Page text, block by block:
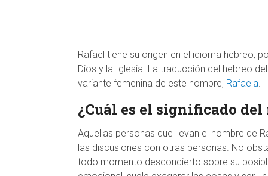
Rafael tiene su origen en el idioma hebreo,
Dios y la Iglesia. La traducción del hebreo
variante femenina de este nombre, Rafaela.
¿Cuál es el significado
Aquellas personas que llevan el nombre de
las discusiones con otras personas. No
todo momento desconcierto sobre su